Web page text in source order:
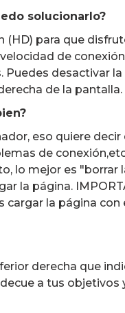
solucionarlo?
(HD) para que
de
desactivar
de la pantalla.
eso quiere decir
de
lo mejor es "borrar
la página.
la página con
derecha que
a tus objetivos